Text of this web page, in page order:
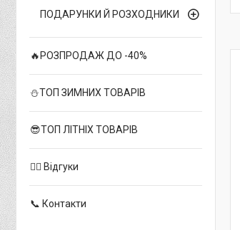
ПОДАРУНКИ Й РОЗХОДНИКИ
🔥РОЗПРОДАЖ ДО -40%
⛄ТОП ЗИМНИХ ТОВАРІВ
😎ТОП ЛІТНІХ ТОВАРІВ
✍🏻 Відгуки
📞 Контакти